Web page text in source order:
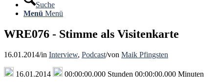
Suche
Menü Menü
WRE076 - Stimme als Visitenkarte
16.01.2014/in Interview, Podcast/von Maik Pfingsten
16.01.2014
00:00:00.000 Stunden 00:00:00.000 Minuten